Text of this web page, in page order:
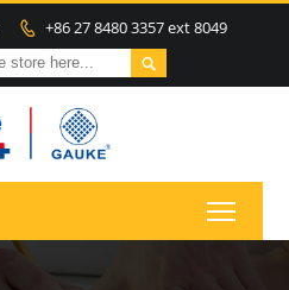
 +86 27 8480 3357 ext 8049
